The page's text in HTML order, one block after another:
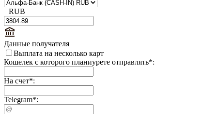
RUB
Данные получателя
Выплата на несколько карт
Кошелек с которого планиурете отправлять*:
На счет*:
Telegram*: